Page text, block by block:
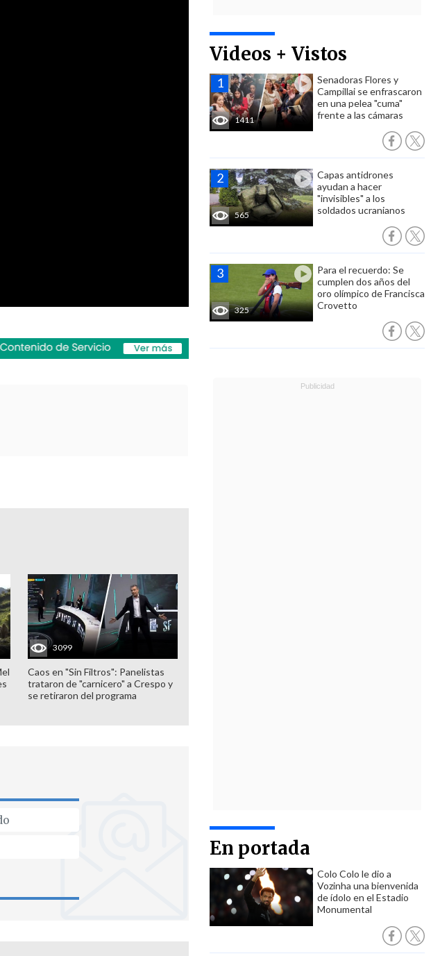
Videos + Vistos
1411
Senadoras Flores y
Campillai se enfrascaron
en una pelea "cuma"
frente a las cámaras
565
Capas antidrones
ayudan a hacer
"invisibles" a los
soldados ucranianos
325
Para el recuerdo: Se
cumplen dos años del
oro olímpico de Francisca
Crovetto
En portada
Colo Colo le dio a
Vozinha una bienvenida
de ídolo en el Estadio
Monumental
3099
Caos en "Sin Filtros": Panelistas
trataron de "carnicero" a Crespo y
se retiraron del programa